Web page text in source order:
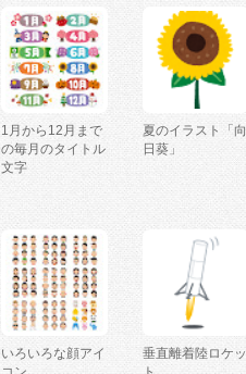
1月から12月まで
の毎月のタイトル
文字
夏のイラスト「向
日葵」
いろいろな顔アイ
垂直離着陸ロケッ